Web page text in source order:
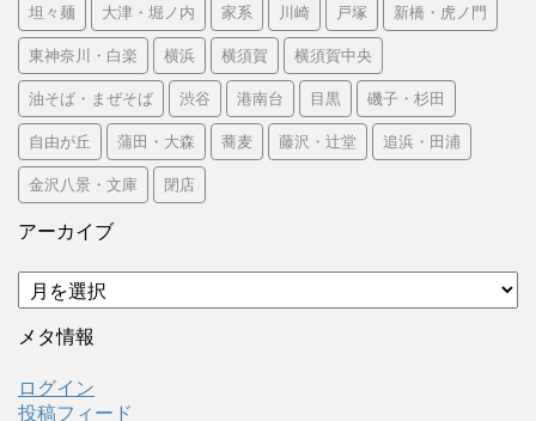
坦々麺 大津・堀ノ内 家系 川崎 戸塚 新橋・虎ノ門
東神奈川・白楽 横浜 横須賀 横須賀中央
油そば・まぜそば 渋谷 港南台 目黒 磯子・杉田
自由が丘 蒲田・大森 蕎麦 藤沢・辻堂 追浜・田浦
金沢八景・文庫 閉店
アーカイブ
ア
ー
カ
ブ
メタ情報
ログイン
投稿フィード